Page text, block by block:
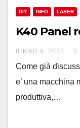
DIY INFO LASER
K40 Panel
MAR 9, 2023
Come già
e’ una macchina
produttiva,…